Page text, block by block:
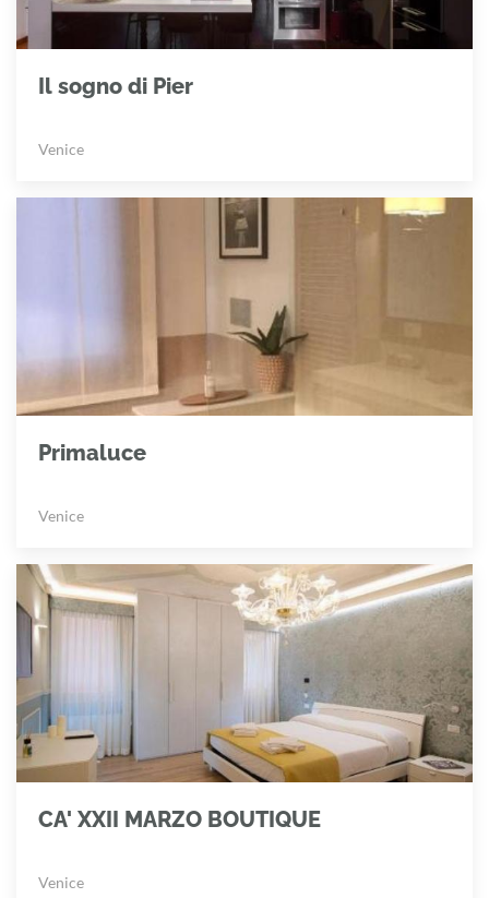
Il sogno di Pier
Venice
Primaluce
Venice
CA' XXII MARZO BOUTIQUE
Venice